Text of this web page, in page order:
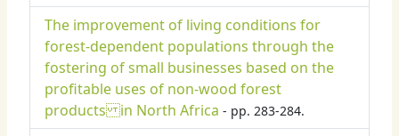
The improvement of living conditions for
forest-dependent populations through the
fostering of small businesses based on the
profitable uses of non-wood forest
products in North Africa - pp. 283-284.